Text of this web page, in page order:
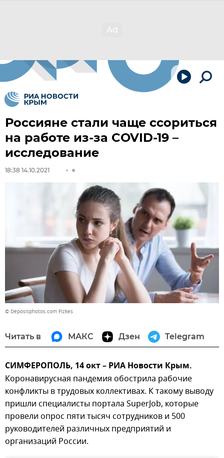
Россияне стали чаще ссориться
на работе из-за COVID-19 –
исследование
18:38 14.10.2021
© Depositphotos.com Fizkes
Читать в МАКС Дзен Telegram
СИМФЕРОПОЛЬ, 14 окт – РИА Новости Крым.
Коронавирусная пандемия обострила рабочие
конфликты в трудовых коллективах. К такому выводу
пришли специалисты портала SuperJob, которые
провели опрос пяти тысяч сотрудников и 500
руководителей различных предприятий и
организаций России.